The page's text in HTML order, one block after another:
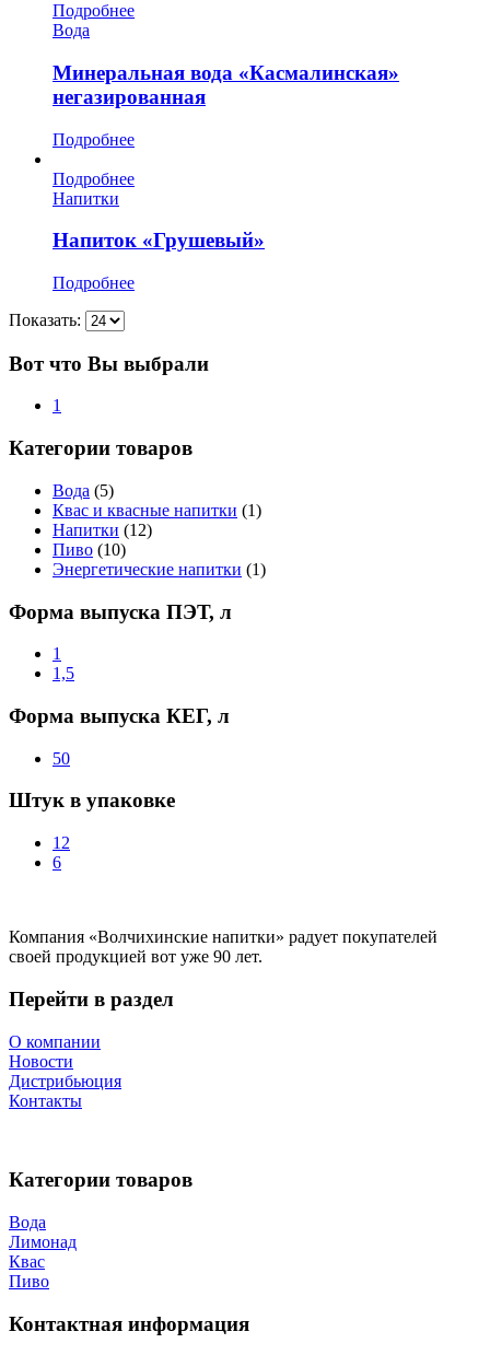
Подробнее
Вода
Минеральная вода «Касмалинская»
негазированная
Подробнее
Подробнее
Напитки
Напиток «Грушевый»
Подробнее
Показать:
Вот что Вы выбрали
1
Категории товаров
Вода (5)
Квас и квасные напитки (1)
Напитки (12)
Пиво (10)
Энергетические напитки (1)
Форма выпуска ПЭТ, л
1
1,5
Форма выпуска КЕГ, л
50
Штук в упаковке
12
6
Компания «Волчихинские напитки» радует покупателей
своей продукцией вот уже 90 лет.
Перейти в раздел
О компании
Новости
Дистрибьюция
Контакты
Категории товаров
Вода
Лимонад
Квас
Пиво
Контактная информация